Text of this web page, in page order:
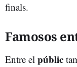
finals.
Famosos
Entre el públic